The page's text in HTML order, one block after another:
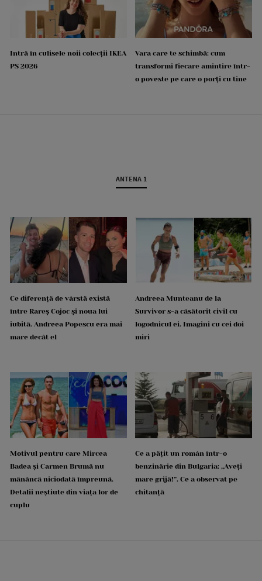
Intră în culisele noii colecții IKEA
PS 2026
Vara care te schimbă: cum
transformi fiecare amintire într-
o poveste pe care o porți cu tine
ANTENA 1
Ce diferență de vârstă există
între Rareș Cojoc și noua lui
iubită. Andreea Popescu era mai
mare decât el
Andreea Munteanu de la
Survivor s-a căsătorit civil cu
logodnicul ei. Imagini cu cei doi
miri
Motivul pentru care Mircea
Badea și Carmen Brumă nu
mănâncă niciodată împreună.
Detalii neștiute din viața lor de
cuplu
Ce a pățit un român într-o
benzinărie din Bulgaria: „Aveți
mare grijă!”. Ce a observat pe
chitanță